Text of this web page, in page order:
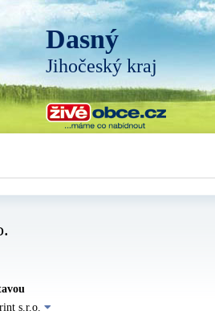
Dasný
Jihočeský kraj
s.r.o.